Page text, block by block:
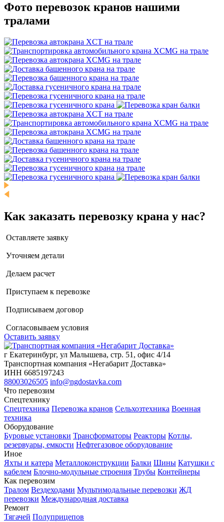
Фото перевозок кранов нашими
тралами
Как заказать перевозку крана у нас?
Оставляете заявку
Уточняем детали
Делаем расчет
Приступаем к перевозке
Подписываем договор
Согласовываем условия
Оставить заявку
г Екатеринбург, ул Малышева, стр. 51, офис 4/14
Транспортная компания «Негабарит Доставка»
ИНН 6685197243
88003026505 info@ngdostavka.com
Что перевозим
Спецтехнику
Спецтехника Перевозка кранов Сельхозтехника Военная
техника
Оборудование
Буровые установки Трансформаторы Реакторы Котлы,
резервуары, емкости Нефтегазовое оборудование
Иное
Яхты и катера Металлоконструкции Балки Шины Катушки с
кабелем Блочно-модульные строения Трубы Контейнеры
Как перевозим
Тралом Вездеходами Мультимодальные перевозки ЖД
перевозки Международная доставка
Ремонт
Тягачей Полуприцепов